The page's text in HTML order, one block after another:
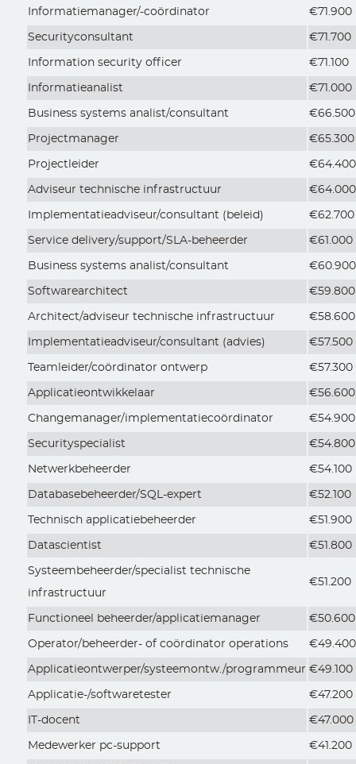
Informatiemanager/-coördinator €71.900
Securityconsultant €71.700
Information security officer €71.100
Informatieanalist €71.000
Business systems analist/consultant €66.500
Projectmanager €65.300
Projectleider €64.400
Adviseur technische infrastructuur €64.000
Implementatieadviseur/consultant (beleid) €62.700
Service delivery/support/SLA-beheerder €61.000
Business systems analist/consultant €60.900
Softwarearchitect €59.800
Architect/adviseur technische infrastructuur €58.600
Implementatieadviseur/consultant (advies) €57.500
Teamleider/coördinator ontwerp €57.300
Applicatieontwikkelaar €56.600
Changemanager/implementatiecoördinator €54.900
Securityspecialist €54.800
Netwerkbeheerder €54.100
Databasebeheerder/SQL-expert €52.100
Technisch applicatiebeheerder €51.900
Datascientist €51.800
Systeembeheerder/specialist technische
infrastructuur
€51.200
Functioneel beheerder/applicatiemanager €50.600
Operator/beheerder- of coördinator operations €49.400
Applicatieontwerper/systeemontw./programmeur €49.100
Applicatie-/softwaretester €47.200
IT-docent €47.000
Medewerker pc-support €41.200